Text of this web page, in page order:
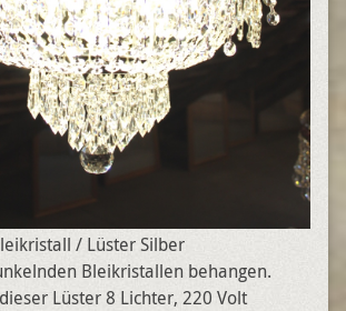
/ Lüster Silber
Bleikristallen behangen.
Lüster 8 Lichter, 220 Volt